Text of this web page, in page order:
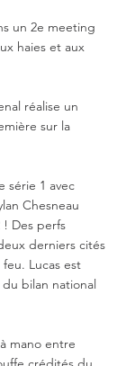
un 2e meeting
haies et aux
réalise un
sur la
série 1 avec
Chesneau
! Des perfs
derniers cités
Lucas est
bilan national
mano entre